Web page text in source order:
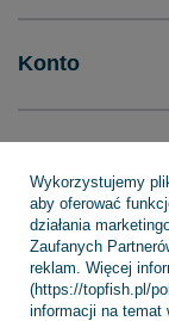
Konto
INFORMACJE
Wykorzystujemy
aby oferować
działania
Zaufanych
reklam. Więcej
(https://topfish.pl/
informacji na temat